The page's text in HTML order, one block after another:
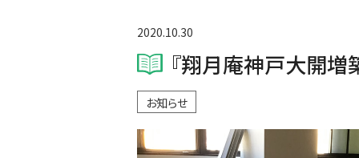
2020.10.30
『翔月庵神戸大開増
お知らせ